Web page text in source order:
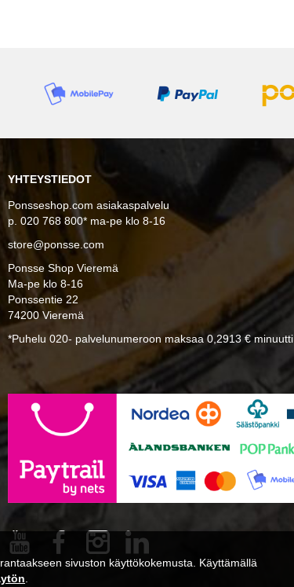
YHTEYSTIEDOT
Ponsseshop.com asiakaspalvelu
p. 020 768 800* ma-pe klo 8-16
store@ponsse.com
Ponsse Shop Vieremä
Ma-pe klo 8-16
Ponssentie 22
74200 Vieremä
*Puhelu 020- palvelunumeroon maksaa 0,2913 € minuutti
sivuston käyttökokemusta. Käyttämällä